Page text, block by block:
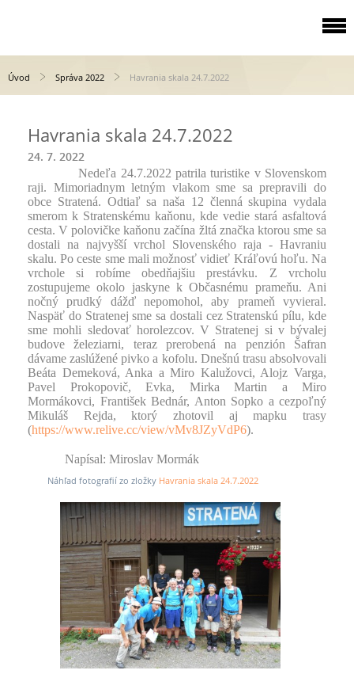
Úvod Správa 2022 Havrania skala 24.7.2022
Havrania skala 24.7.2022
24. 7. 2022
Nedeľa 24.7.2022 patrila turistike v Slovenskom
raji. Mimoriadnym letným vlakom sme sa prepravili do
obce Stratená. Odtiaľ sa naša 12 členná skupina vydala
smerom k Stratenskému kaňonu, kde vedie stará asfaltová
cesta. V polovičke kaňonu začína žltá značka ktorou sme sa
dostali na najvyšší vrchol Slovenského raja - Havraniu
skalu. Po ceste sme mali možnosť vidieť Kráľovú hoľu. Na
vrchole si robíme obedňajšiu prestávku. Z vrcholu
zostupujeme okolo jaskyne k Občasnému prameňu. Ani
nočný prudký dážď nepomohol, aby prameň vyvieral.
Naspäť do Stratenej sme sa dostali cez Stratenskú pílu, kde
sme mohli sledovať horolezcov. V Stratenej si v bývalej
budove železiarni, teraz prerobená na penzión Šafran
dávame zaslúžené pivko a kofolu. Dnešnú trasu absolvovali
Beáta Demeková, Anka a Miro Kalužovci, Alojz Varga,
Pavel Prokopovič, Evka, Mirka Martin a Miro
Mormákovci, František Bednár, Anton Sopko a cezpoľný
Mikuláš Rejda, ktorý zhotovil aj mapku trasy
(https://www.relive.cc/view/vMv8JZyVdP6).
Napísal: Miroslav Mormák
Náhľad fotografií zo zložky Havrania skala 24.7.2022